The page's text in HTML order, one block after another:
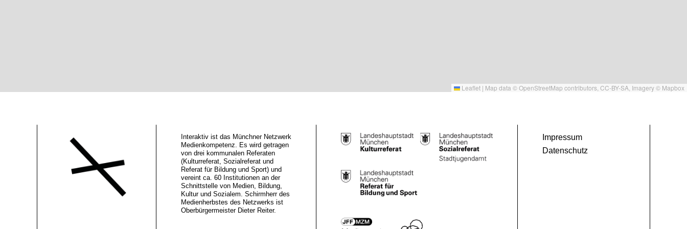
Leaflet | Map data ©OpenStreetMap contributors, CC-BY-SA , Imagery © Mapbox
Interaktiv ist das Münchner Netzwerk
Medienkompetenz. Es wird getragen
von drei kommunalen Referaten
(Kulturreferat, Sozialreferat und
Referat für Bildung und Sport) und
vereint ca. 60 Institutionen an der
Schnittstelle von Medien, Bildung,
Kultur und Sozialem. Schirmherr des
Medienherbstes des Netzwerks ist
Oberbürgermeister Dieter Reiter.
Impressum
Datenschutz